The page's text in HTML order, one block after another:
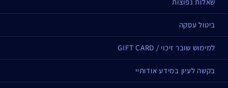
ביטול עסקה
למימוש שובר זיכוי / GIFT CARD
בקשה לעיון במידע אודותיי